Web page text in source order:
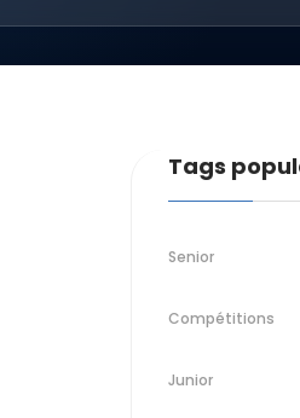
Tags
Senior
Compétitions
Junior